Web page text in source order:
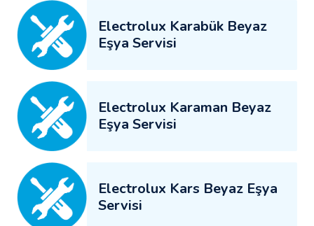
Electrolux Karabük Beyaz
Eşya Servisi
Electrolux Karaman Beyaz
Eşya Servisi
Electrolux Kars Beyaz Eşya
Servisi